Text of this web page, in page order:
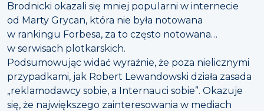
Brodnicki okazali się mniej popularni w internecie
od Marty Grycan, która nie była notowana
w rankingu Forbesa, za to często notowana…
w serwisach plotkarskich.
Podsumowując widać wyraźnie, że poza nielicznymi
przypadkami, jak Robert Lewandowski działa zasada
„reklamodawcy sobie, a Internauci sobie”. Okazuje
się, że największego zainteresowania w mediach